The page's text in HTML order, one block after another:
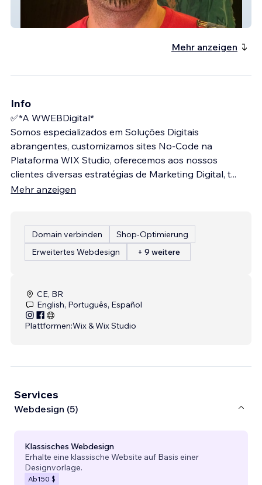
Artista Luis Costa
Mehr anzeigen
Info
✅*A WWEBDigital*
Somos especializados em Soluções Digitais
abrangentes, customizamos sites No-Code na
Plataforma WIX Studio, oferecemos aos nossos
clientes diversas estratégias de Marketing Digital, t...
Mehr anzeigen
Domain verbinden
Shop-Optimierung
Erweitertes Webdesign
+ 9 weitere
CE, BR
English, Português, Español
Plattformen:Wix & Wix Studio
Services
Webdesign (5)
Klassisches Webdesign
Erhalte eine klassische Website auf Basis einer
Designvorlage.
Ab150 $